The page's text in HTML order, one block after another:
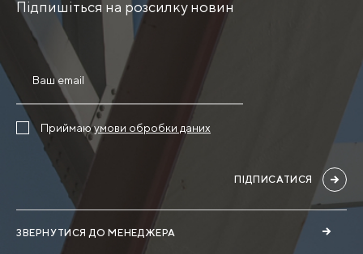
Підпишіться на розсилку новин
ЗВЕРНУТИСЯ ДО МЕНЕДЖЕРА
Приймаюумови обробки даних
ПІДПИСАТИСЯ